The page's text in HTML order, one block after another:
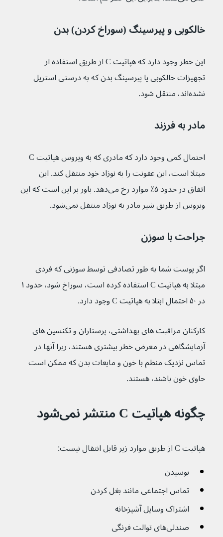
خالکوبی و پیرسینگ (سوراخ کردن) بدن
این خطر وجود دارد که هپاتیت C از طریق استفاده از
تجهیزات خالکوبی یا پیرسینگ بدن که به درستی استریل
نشده‌اند، منتقل شود.
مادر به فرزند
احتمال کمی وجود دارد که مادری که به ویروس هپاتیت C
مبتلا است، این عفونت را به نوزاد خود منتقل کند. این
اتفاق در حدود ۵٪ موارد رخ می‌دهد. باور بر این است که این
ویروس از طریق شیر مادر به نوزاد منتقل نمی‌شود.
جراحت با سوزن
اگر پوست شما به طور تصادفی توسط سوزنی که فردی
مبتلا به هپاتیت C استفاده کرده است، سوراخ شود، حدود ۱
در ۵۰ احتمال ابتلا به هپاتیت C وجود دارد.
کارکنان مراقبت های بهداشتی، پرستاران و تکنسین های
آزمایشگاهی در معرض خطر بیشتری هستند، زیرا آنها در
تماس نزدیک منظم با خون و مایعات بدن که ممکن است
حاوی خون باشند، هستند.
چگونه هپاتیت C منتشر نمی‌شود
هپاتیت C از طریق موارد زیر قابل انتقال نیست:
بوسیدن
تماس اجتماعی مانند بغل کردن
اشتراک وسایل آشپزخانه
صندلی‌های توالت فرنگی